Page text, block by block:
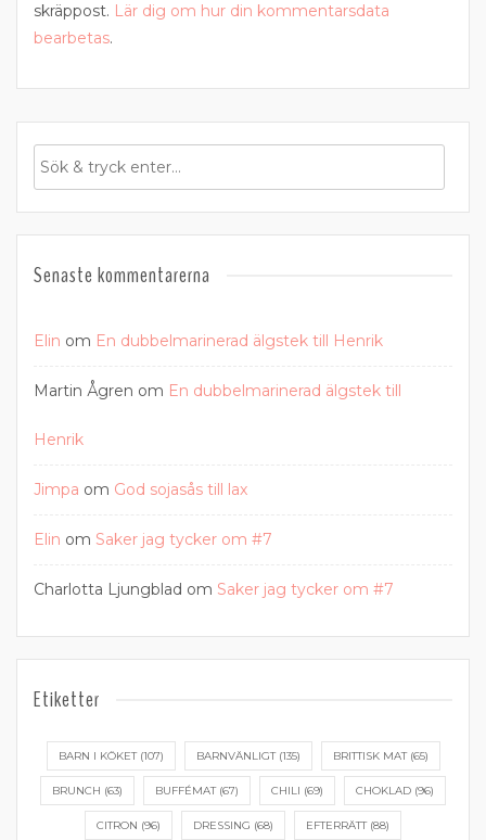
skräppost. Lär dig om hur din kommentarsdata
bearbetas.
Senaste kommentarerna
Elin om En dubbelmarinerad älgstek till Henrik
Martin Ågren om En dubbelmarinerad älgstek till
Henrik
Jimpa om God sojasås till lax
Elin om Saker jag tycker om #7
Charlotta Ljungblad om Saker jag tycker om #7
Etiketter
BARN I KÖKET(107) BARNVÄNLIGT(135) BRITTISK MAT(65)
BRUNCH (63) BUFFÉMAT(67) CHILI (69) CHOKLAD (96)
CITRON (96) DRESSING (68) EFTERRÄTT(88)